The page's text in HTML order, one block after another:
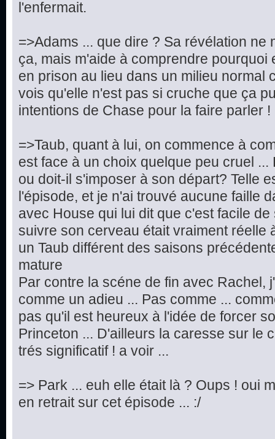
l'enfermait.
=>Adams ... que dire ? Sa révélation ne
ça, mais m'aide à comprendre
en prison au lieu dans un milieu normal
vois qu'elle n'est pas si cruche que ça
intentions de Chase pour la faire parler !
=>Taub, quant à lui, on commence à
est face à un choix quelque peu cruel
ou doit-il s'imposer à son départ? Telle
l'épisode, et je n'ai trouvé aucune faille
avec House qui lui dit que c'est facile
suivre son cerveau était vraiment réelle
un Taub différent des saisons
mature
Par contre la scéne de fin avec Rachel,
comme un adieu ... Pas comme ...
pas qu'il est heureux à l'idée de forcer
Princeton ... D'ailleurs la caresse sur le
trés significatif ! a voir ...
=> Park ... euh elle était là ? Oups ! oui
en retrait sur cet épisode ... :/